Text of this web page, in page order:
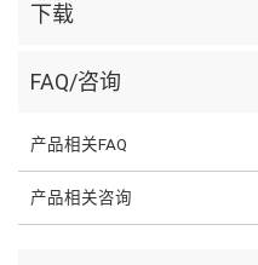
下载
FAQ/咨询
产品相关FAQ
产品相关咨询